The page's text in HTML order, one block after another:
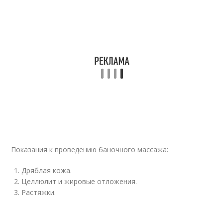
Показания к проведению баночного массажа:
Дряблая кожа.
Целлюлит и жировые отложения.
Растяжки.